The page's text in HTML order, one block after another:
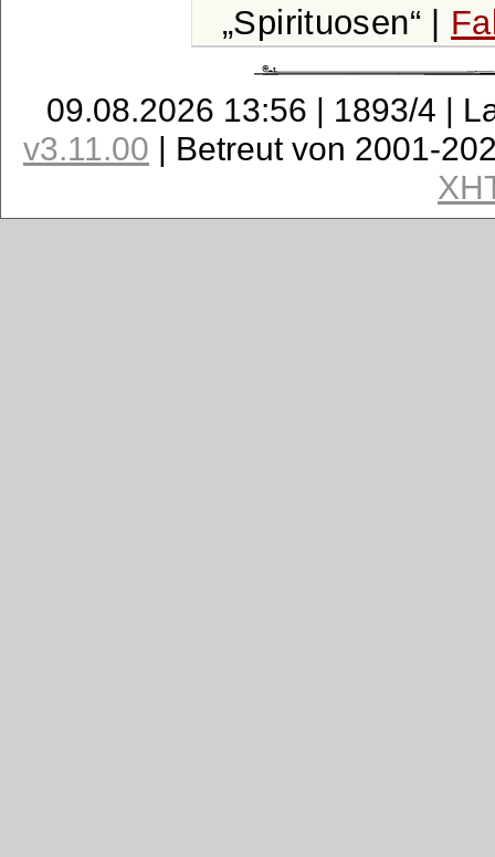
Spirituosen |
09.08.2026 13:56 | 1893/4 |
v3.11.00 | Betreut von 2001-